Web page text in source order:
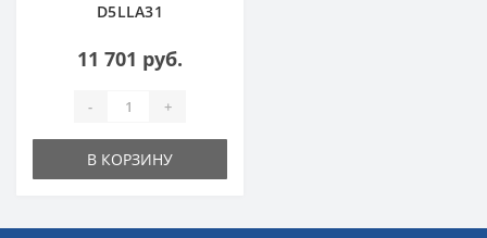
D5LLA31
11 701 руб.
- +
В КОРЗИНУ